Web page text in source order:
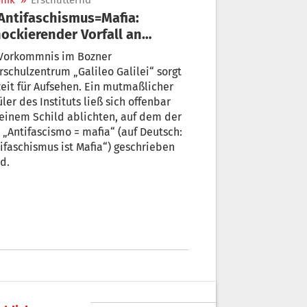
Vorfall an
Oberschule
im Bozner
„Galileo Galilei“ sorgt
für Aufsehen. Ein mutmaßlicher
des Instituts ließ sich offenbar
Schild ablichten, auf dem der
„Antifascismo = mafia“ (auf Deutsch:
ist Mafia“) geschrieben